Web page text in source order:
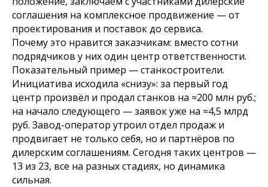
соглашения на комплексное продвижение — от
проектирования и поставок до сервиса.
Почему это нравится заказчикам: вместо сотни
подрядчиков у них один центр ответственности.
Показательный пример — станкостроители.
Инициатива исходила «снизу»: за первый год
центр произвёл и продал станков на ≈200 млн руб.;
на начало следующего — заявок уже на ≈4,5 млрд
руб. Завод-оператор утроил отдел продаж и
продвигает не только себя, но и партнёров по
дилерским соглашениям. Сегодня таких центров —
13 из 23, все на разных стадиях, но динамика
сильная.